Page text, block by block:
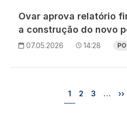
Ovar aprova relatório
a construção do novo
07.05.2026 14:28
Página
1 Página
2 Página
3 … ››